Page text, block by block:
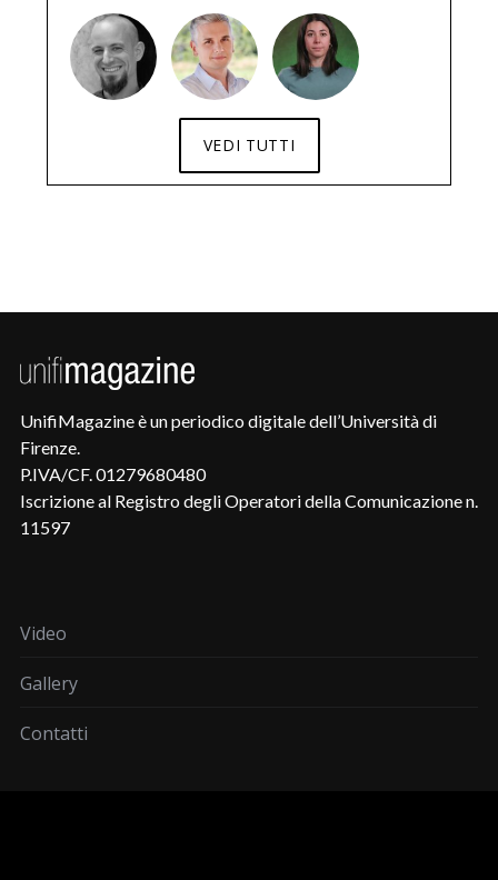
VEDI TUTTI
UnifiMagazine è un periodico digitale dell’Università di
Firenze.
P.IVA/CF. 01279680480
Iscrizione al Registro degli Operatori della Comunicazione n.
11597
Video
Gallery
Contatti